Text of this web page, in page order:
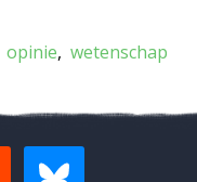
opinie wetenschap